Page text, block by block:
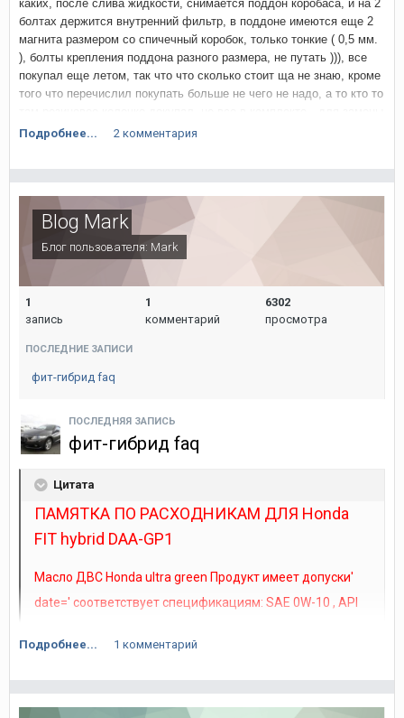
Отправлено с моего iPhone используя Tapatalk
каких, после слива жидкости, снимается поддон коробаса, и на 2
болтах держится внутренний фильтр, в поддоне имеются еще 2
магнита размером со спичечный коробок, только тонкие ( 0,5 мм.
), болты крепления поддона разного размера, не путать ))), все
покупал еще летом, так что что сколько стоит ща не знаю, кроме
того что перечислил покупать больше не чего не надо, а то кто то
понадобилось :
ФИЛЬТР коробки (OEM): 25430-PLR-003 "Проточный"
25420 – RBL – 003 - Внутренний / мелкой очистки
21814 – RPS – 000 - Прокладка поддона
Подробнее... 2 комментария
Blog Mark
Блог пользователя: Mark
1
запись
1
комментарий
6302
просмотра
ПОСЛЕДНИЕ ЗАПИСИ
фит-гибрид faq
ПОСЛЕДНЯЯ ЗАПИСЬ
фит-гибрид faq
Цитата
ПАМЯТКА ПО РАСХОДНИКАМ ДЛЯ Honda
FIT hybrid DAA-GP1
Масло ДВС Honda ultra green Продукт имеет допуски'
date=' соответствует спецификациям: SAE 0W-10 , API
Подробнее... 1 комментарий